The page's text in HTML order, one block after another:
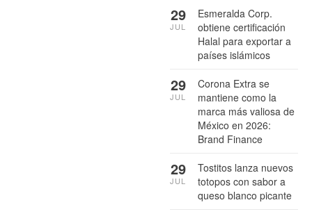
Esmeralda Corp.
obtiene certificación
Halal para exportar a
países islámicos
29
JUL
Corona Extra se
mantiene como la
marca más valiosa de
México en 2026:
Brand Finance
29
JUL
Tostitos lanza nuevos
totopos con sabor a
queso blanco picante
29
JUL